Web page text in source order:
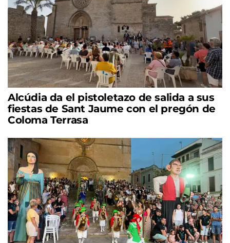
Alcúdia da el pistoletazo de salida a sus
fiestas de Sant Jaume con el pregón de
Coloma Terrasa